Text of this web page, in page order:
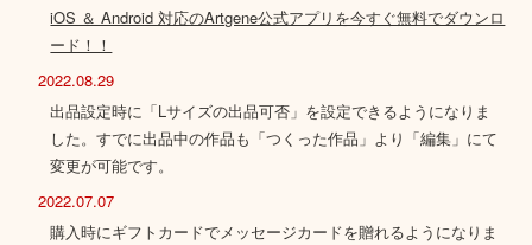
iOS ＆ Android 対応のArtgene公式アプリを今すぐ無料でダウンロ
ード！！
2022.08.29
出品設定時に「Lサイズの出品可否」を設定できるようになりま
した。すでに出品中の作品も「つくった作品」より「編集」にて
変更が可能です。
2022.07.07
購入時にギフトカードでメッセージカードを贈れるようになりま